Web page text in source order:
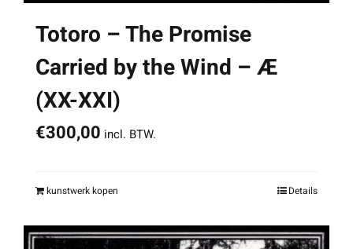
Totoro – The Promise
Carried by the Wind – Æ
(XX-XXI)
€300,00 incl. BTW.
kunstwerk kopen Details